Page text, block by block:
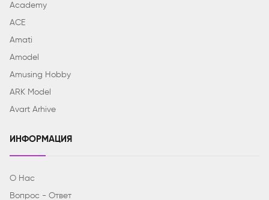
Academy
ACE
Amati
Amodel
Amusing Hobby
ARK Model
Avart Arhive
ИНФОРМАЦИЯ
О Нас
Вопрос - Ответ